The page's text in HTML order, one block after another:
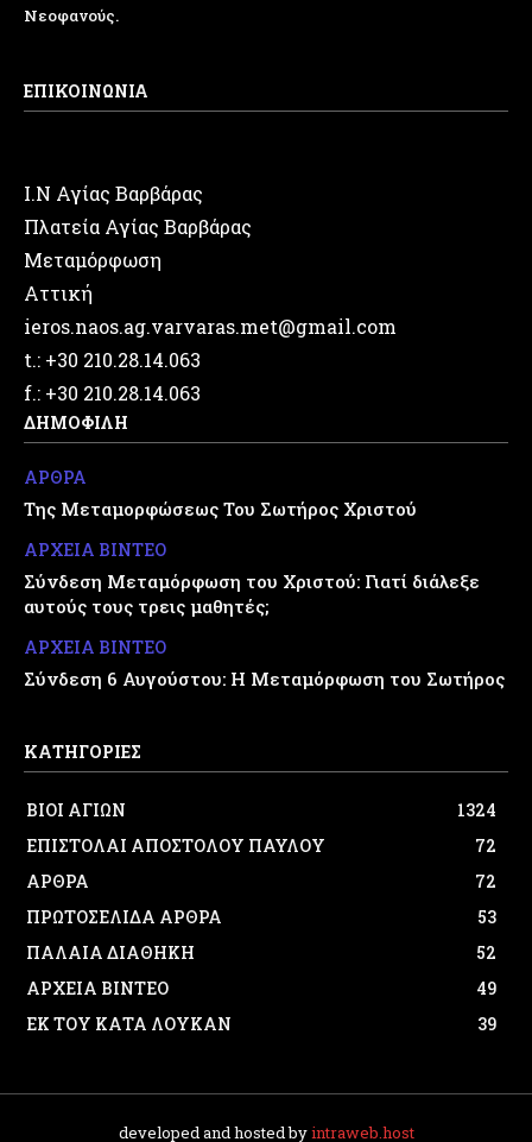
Νεοφανούς.
ΕΠΙΚΟΙΝΩΝΙΑ
Ι.Ν Αγίας Βαρβάρας
Πλατεία Αγίας Βαρβάρας
Μεταμόρφωση
Αττική
ieros.naos.ag.varvaras.met@gmail.com
t.: +30 210.28.14.063
f.: +30 210.28.14.063
ΔΗΜΟΦΙΛΗ
ΑΡΘΡΑ
Της Μεταμορφώσεως Του Σωτήρος Χριστού
ΑΡΧΕΙΑ ΒΙΝΤΕΟ
Σύνδεση Μεταμόρφωση του Χριστού: Γιατί διάλεξε
αυτούς τους τρεις μαθητές;
ΑΡΧΕΙΑ ΒΙΝΤΕΟ
Σύνδεση 6 Αυγούστου: Η Μεταμόρφωση του Σωτήρος
ΚΑΤΗΓΟΡΙΕΣ
ΒΙΟΙ ΑΓΙΩΝ
1324
ΕΠΙΣΤΟΛΑΙ ΑΠΟΣΤΟΛΟΥ ΠΑΥΛΟΥ
72
ΑΡΘΡΑ
72
ΠΡΩΤΟΣΕΛΙΔΑ ΑΡΘΡΑ
53
ΠΑΛΑΙΑ ΔΙΑΘΗΚΗ
52
ΑΡΧΕΙΑ ΒΙΝΤΕΟ
49
ΕΚ ΤΟΥ ΚΑΤΑ ΛΟΥΚΑΝ
39
developed and hosted byintraweb.host